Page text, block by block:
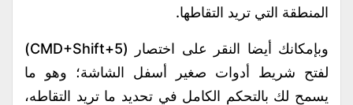
المنطقة التي تريد التقاطها.
وبإمكانك أيضا النقر على اختصار (CMD+Shift+5)
لفتح شريط أدوات صغير أسفل الشاشة؛ وهو ما
يسمح لك بالتحكم الكامل في تحديد ما تريد التقاطه،